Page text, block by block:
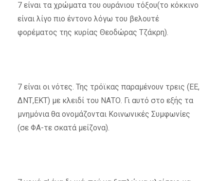
7 είναι τα χρώματα του ουράνιου τόξου(το κόκκινο
είναι λίγο πιο έντονο λόγω του βελουτέ
φορέματος της κυρίας Θεοδώρας Τζάκρη).
7 είναι οι νότες. Της τρόϊκας παραμένουν τρεις (ΕΕ,
ΔΝΤ,ΕΚΤ) με κλειδί του ΝΑΤΟ. Γι αυτό στο εξής τα
μνημόνια θα ονομάζονται Κοινωνικές Συμφωνίες
(σε ΦΑ-τε σκατά μείζονα).